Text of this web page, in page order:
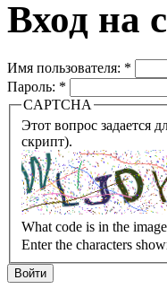
Вход на
Имя пользователя: *
Пароль: *
CAPTCHA
Этот вопрос задается для того, чтобы
скрипт).
What code is in the
Enter the characters